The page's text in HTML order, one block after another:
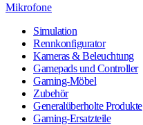
Mikrofone
Simulation
Rennkonfigurator
Kameras & Beleuchtung
Gamepads und Controller
Gaming-Möbel
Zubehör
Generalüberholte Produkte
Gaming-Ersatzteile